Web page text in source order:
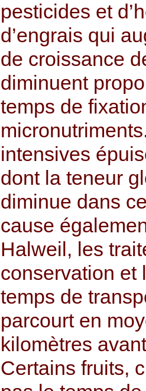
pesticides et
d’engrais qui
de croissance
diminuent
temps de
intensives
dont la teneur
diminue dans
cause
Halweil, les
conservation et
temps de
parcourt en
kilomètres
Certains fruits,